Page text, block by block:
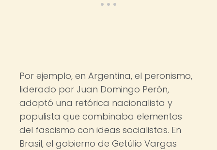
Por ejemplo, en Argentina, el peronismo,
liderado por Juan Domingo Perón,
adoptó una retórica nacionalista y
populista que combinaba elementos
del fascismo con ideas socialistas. En
Brasil, el gobierno de Getúlio Vargas